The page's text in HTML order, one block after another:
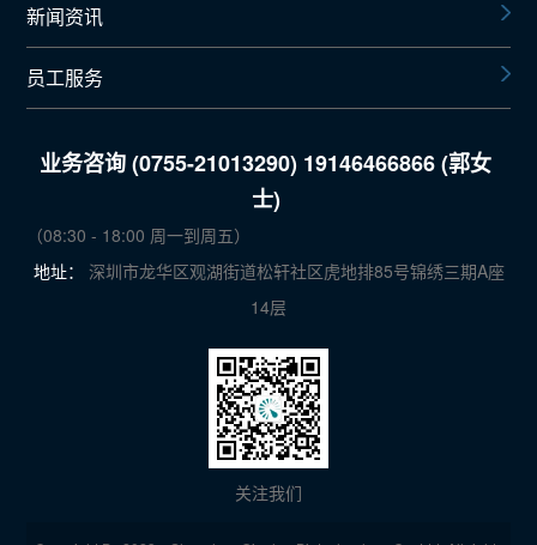
新闻资讯
员工服务
业务咨询 (0755-21013290) 19146466866 (郭女
士)
（08:30 - 18:00 周一到周五）
地址：
深圳市龙华区观湖街道松轩社区虎地排85号锦绣三期A座
14层
关注我们